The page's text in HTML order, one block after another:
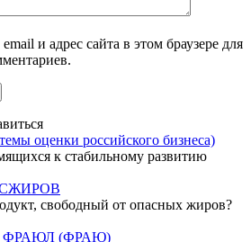
и адрес сайта в этом браузере для
оценки российского бизнеса)
к стабильному развитию
свободный от опасных жиров?
ФРАЮЛ (ФРАЮ)